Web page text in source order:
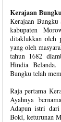
Kerajaan
Kerajaan
kabupaten
ditaklukkan oleh
yang oleh
tahun 1682
Hindia
Bungku telah
Raja pertama
Ayahnya
Adapun istri dari
Boki, keturunan